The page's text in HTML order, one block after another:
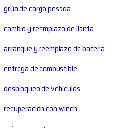
grúa de carga pesada
cambio y reemplazo de llanta
arranque y reemplazo de batería
entrega de combustible
desbloqueo de vehículos
recuperación con winch